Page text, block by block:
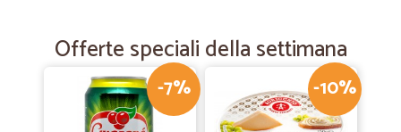
17/10/2023
—Elena B.
Ottimi prodotti
Ottimi prodotti distribuiti da un'ottima azienda. La scelta è vasta e la
Offerte speciali della settimana
-7% -10%